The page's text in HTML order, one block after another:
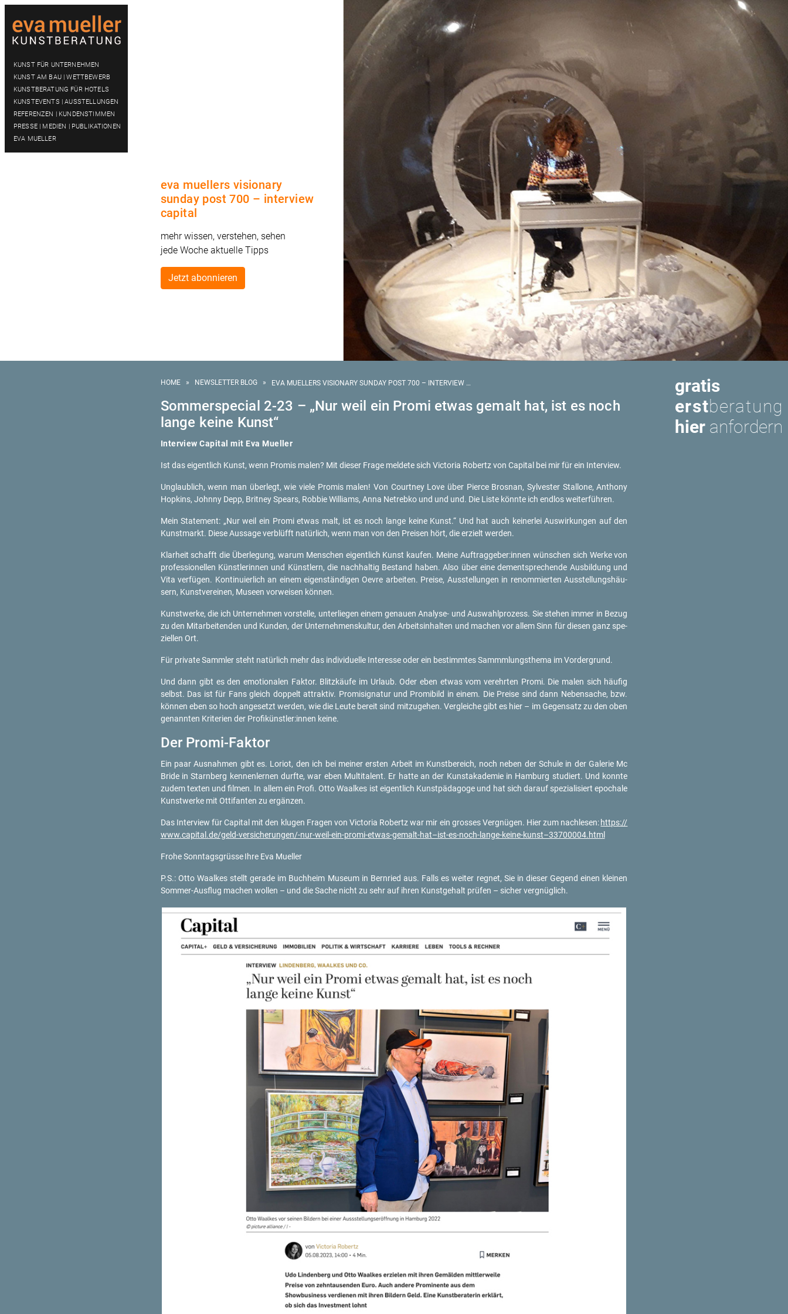
KUNST FÜR UNTERNEHMEN
KUNST AM BAU | WETTBEWERB
KUNSTBERATUNG FÜR HOTELS
KUNSTEVENTS | AUSSTELLUNGEN
REFERENZEN | KUNDENSTIMMEN
PRESSE | MEDIEN | PUBLIKATIONEN
EVA MUELLER
eva muellers visionary
sunday post 700 – interview
capital
mehr wissen, verstehen, sehen
jede Woche aktuelle Tipps
Jetzt abonnieren
HOME» NEWSLETTER BLOG» EVA MUELLERS VISIONARY SUNDAY POST 700 – INTERVIEW CAPITAL
Som­mer­spe­cial 2-23 – „Nur weil ein Promi etwas ge­malt hat, ist es noch
lange keine Kunst“
In­ter­view Ca­pi­tal mit Eva Mu­el­ler
Ist das ei­gent­lich Kunst, wenn Pro­mis malen? Mit die­ser Frage mel­de­te sich Vic­to­ria Ro­bertz von Ca­pi­tal bei mir für ein In­ter­view.
Un­glaub­lich, wenn man über­legt, wie viele Pro­mis malen! Von Court­ney Love über Pier­ce Bros­nan, Syl­ves­ter Stal­lo­ne, An­t­ho­ny
Hop­kins, John­ny Depp, Brit­ney Spears, Rob­bie Wil­li­ams, Anna Netreb­ko und und und. Die Liste könn­te ich end­los wei­ter­füh­ren.
Mein State­ment: „Nur weil ein Promi etwas malt, ist es noch lange keine Kunst.“ Und hat auch kei­ner­lei Aus­wir­kun­gen auf den
Kunst­markt. Diese Aus­sa­ge ver­blüfft na­tür­lich, wenn man von den Prei­sen hört, die er­zielt wer­den.
Klar­heit schafft die Über­le­gung, warum Men­schen ei­gent­lich Kunst kau­fen. Meine Auf­trag­ge­ber:innen wün­schen sich Werke von
pro­fes­sio­nel­len Künst­le­rin­nen und Künst­lern, die nach­hal­tig Be­stand haben. Also über eine dem­ent­spre­chen­de Aus­bil­dung und
Vita ver­fü­gen. Kon­ti­nu­ier­lich an einem ei­gen­stän­di­gen Oevre ar­bei­ten. Prei­se, Aus­stel­lun­gen in re­nom­mier­ten Aus­stel­lungs­häu­
sern, Kunst­ver­ei­nen, Mu­se­en vor­wei­sen kön­nen.
Kunst­wer­ke, die ich Un­ter­neh­men vor­stel­le, un­ter­lie­gen einem ge­nau­en Ana­ly­se- und Aus­wahl­pro­zess. Sie ste­hen immer in Bezug
zu den Mit­ar­bei­ten­den und Kun­den, der Un­ter­neh­mens­kul­tur, den Ar­beits­in­hal­ten und ma­chen vor allem Sinn für die­sen ganz spe­
zi­el­len Ort.
Für pri­va­te Samm­ler steht na­tür­lich mehr das in­di­vi­du­el­le In­ter­es­se oder ein be­stimm­tes Sammmlungs­the­ma im Vor­der­grund.
Und dann gibt es den emo­tio­na­len Fak­tor. Blitz­käu­fe im Ur­laub. Oder eben etwas vom ver­ehr­ten Promi. Die malen sich häu­fig
selbst. Das ist für Fans gleich dop­pelt at­trak­tiv. Pro­mi­si­gna­tur und Pro­mi­bild in einem. Die Prei­se sind dann Ne­ben­sa­che, bzw.
kön­nen eben so hoch an­ge­setzt wer­den, wie die Leute be­reit sind mit­zu­ge­hen. Ver­glei­che gibt es hier – im Ge­gen­satz zu den oben
ge­nann­ten Kri­te­ri­en der Pro­fi­künst­ler:innen keine.
Der Pro­mi-Fak­tor
Ein paar Aus­nah­men gibt es. Lo­ri­ot, den ich bei mei­ner ers­ten Ar­beit im Kunst­be­reich, noch neben der Schu­le in der Ga­le­rie Mc
Bride in Starn­berg ken­nen­ler­nen durf­te, war eben Mul­ti­ta­lent. Er hatte an der Kunst­aka­de­mie in Ham­burg stu­diert. Und konn­te
zudem tex­ten und fil­men. In allem ein Profi. Otto Waal­kes ist ei­gent­lich Kunst­päd­ago­ge und hat sich dar­auf spe­zia­li­siert epo­cha­le
Kunst­wer­ke mit Ot­ti­fan­ten zu er­gän­zen.
Das In­ter­view für Ca­pi­tal mit den klu­gen Fra­gen von Vic­to­ria Ro­bertz war mir ein gros­ses Ver­gnü­gen. Hier zum nach­le­sen: https://​
www.​capital.​de/​geld-​ver​sich​erun​gen/-​nur-​weil-​ein-​promi-​etwas-​gemalt-​hat–ist-es-noch-lan­ge-kei­ne-kunst–33700004.html
Frohe Sonn­tags­grüs­se Ihre Eva Mu­el­ler
P.S.: Otto Waal­kes stellt ge­ra­de im Buch­heim Mu­se­um in Bern­ried aus. Falls es wei­ter reg­net, Sie in die­ser Ge­gend einen klei­nen
Som­mer-Aus­flug ma­chen wol­len – und die Sache nicht zu sehr auf ihren Kunst­ge­halt prü­fen – si­cher ver­gnüg­lich.
gratis
erstberatung
hier anfordern